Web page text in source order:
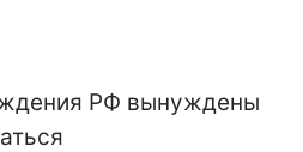
РФ вынуждены